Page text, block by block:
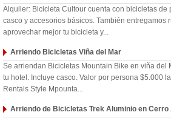
Alquiler: Bicicleta Cultour cuenta con bicicletas
casco y accesorios básicos. También entregamos
aprovechar mejor tu bicicleta y...
Arriendo Bicicletas Viña del Mar
Se arriendan Bicicletas Mountain Bike en viña del
tu hotel. Incluye casco. Valor por persona $5.000
Rentals Style Mpounta...
Arriendo de Bicicletas Trek Aluminio en Cerro